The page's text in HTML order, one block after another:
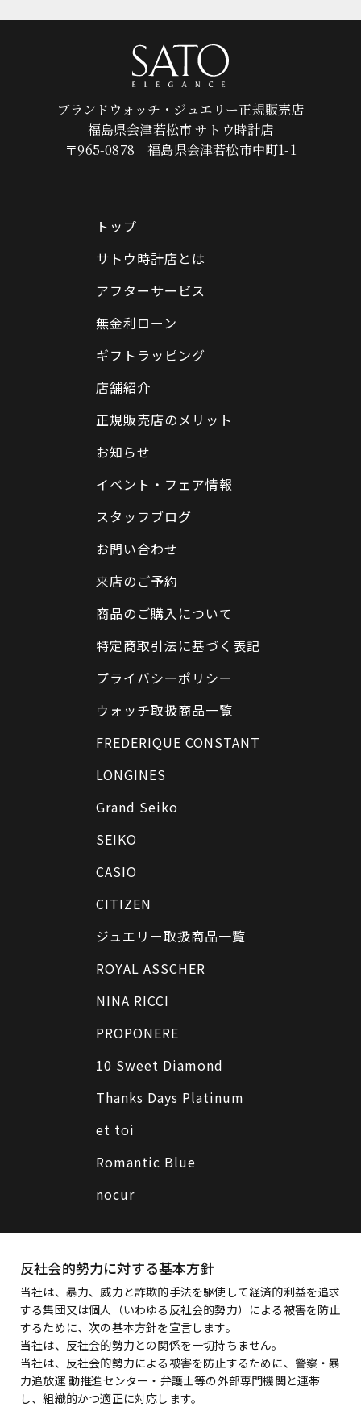
ブランドウォッチ・ジュエリー正規販売店
福島県会津若松市 サトウ時計店
〒965-0878 福島県会津若松市中町1-1
トップ
サトウ時計店とは
アフターサービス
無金利ローン
ギフトラッピング
店舗紹介
正規販売店のメリット
お知らせ
イベント・フェア情報
スタッフブログ
お問い合わせ
来店のご予約
商品のご購入について
特定商取引法に基づく表記
プライバシーポリシー
ウォッチ取扱商品一覧
FREDERIQUE CONSTANT
LONGINES
Grand Seiko
SEIKO
CASIO
CITIZEN
ジュエリー取扱商品一覧
ROYAL ASSCHER
NINA RICCI
PROPONERE
10 Sweet Diamond
Thanks Days Platinum
et toi
Romantic Blue
nocur
反社会的勢力に対する基本方針
当社は、暴力、威力と詐欺的手法を駆使して経済的利益を追求
する集団又は個人（いわゆる反社会的勢力）による被害を防止
するために、次の基本方針を宣言します。
当社は、反社会的勢力との関係を一切持ちません。
当社は、反社会的勢力による被害を防止するために、警察・暴
力追放運 動推進センター・弁護士等の外部専門機関と連帯
し、組織的かつ適正に対応します。